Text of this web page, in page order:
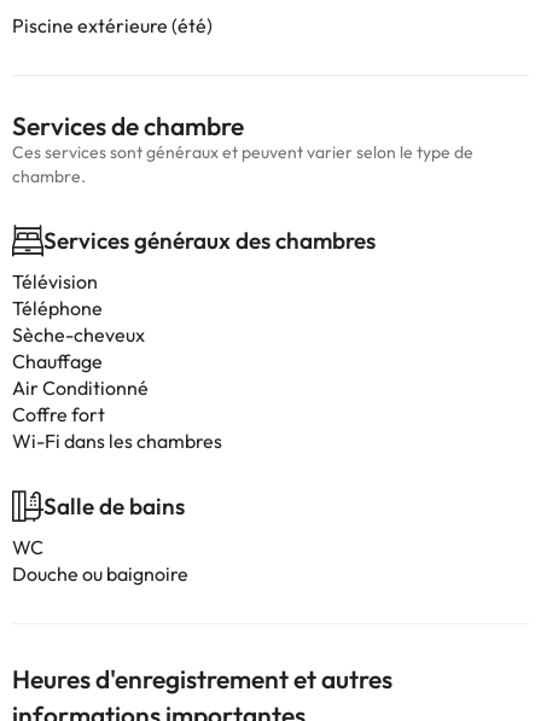
Piscine extérieure (été)
Services de chambre
Ces services sont généraux et peuvent varier selon le type de
chambre.
Services généraux des chambres
Télévision
Téléphone
Sèche-cheveux
Chauffage
Air Conditionné
Coffre fort
Wi-Fi dans les chambres
Salle de bains
WC
Douche ou baignoire
Heures d'enregistrement et autres